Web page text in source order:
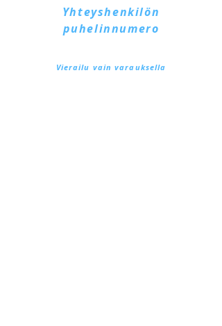
Vierailu vain varauksella
Yhteyshenkilön
puhelinnumero